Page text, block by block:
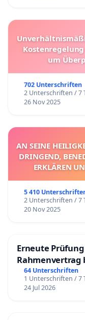
um
702 Unterschriften
2 Unterschriften / 7
26 Nov 2025
AN SEINE
DRINGEND,
ERKLÄREN
5 410
2 Unterschriften / 7
20 Nov 2025
Erneute
Rahmenvertrag
64 Unterschriften
1 Unterschriften / 7
24 Jul 2026